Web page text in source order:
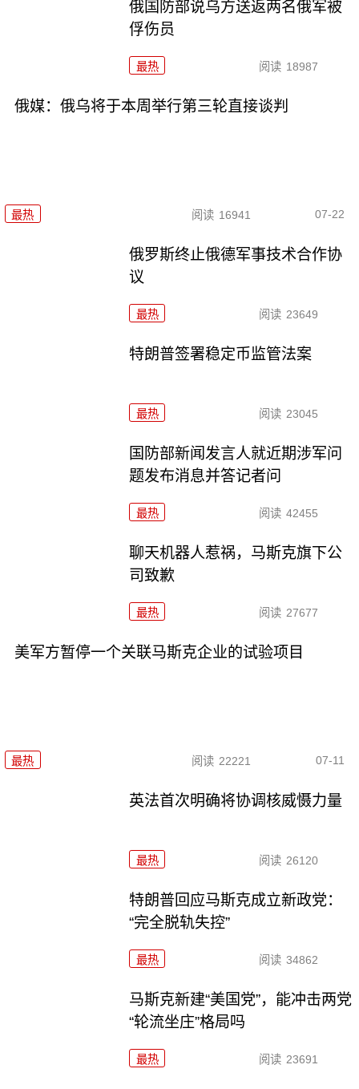
俄国防部说乌方送返两名俄军被
俘伤员
最热 阅读 18987
俄媒：俄乌将于本周举行第三轮直接谈判
最热 阅读 16941 07-22
俄罗斯终止俄德军事技术合作协
议
最热 阅读 23649
特朗普签署稳定币监管法案
最热 阅读 23045
国防部新闻发言人就近期涉军问
题发布消息并答记者问
最热 阅读 42455
聊天机器人惹祸，马斯克旗下公
司致歉
最热 阅读 27677
美军方暂停一个关联马斯克企业的试验项目
最热 阅读 22221 07-11
英法首次明确将协调核威慑力量
最热 阅读 26120
特朗普回应马斯克成立新政党：
“完全脱轨失控”
最热 阅读 34862
马斯克新建“美国党”，能冲击两党
“轮流坐庄”格局吗
最热 阅读 23691